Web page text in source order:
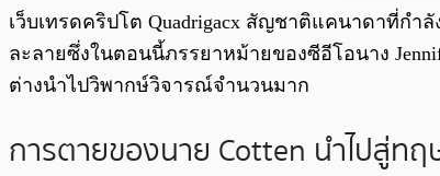
พร้อมเล่น
เว็บเทรดคริปโต Quadrigacx สัญชาติแคนาดาที่ก
ละลายซึ่งในตอนนี้ภรรยาหม้ายของซีอีโอนาง
ต่างนำไปวิพากษ์วิจารณ์จำนวนมาก
การตายของนาย Cotten นำไปสู่ท